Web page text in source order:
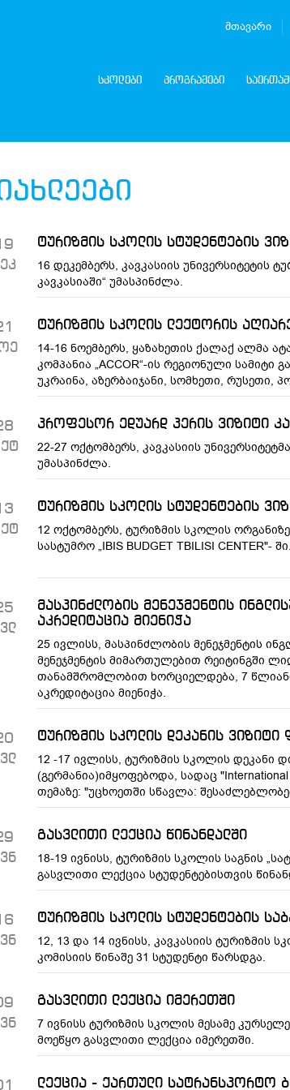
მთავარი
სკოლები პროგრამები
ტურიზმის სკოლის სტუდენტების
16 დეკემბერს, კავკასიის უნივერსიტეტის
კავკასიაში“ უმასპინძლა.
ტურიზმის სკოლის ლექტორის
14-16 ნოემბერს, ყაზახეთის ქალაქ ალმა
კომპანია „ACCOR“-ის რეგიონული
უკრაინა, აზერბაიჯანი, სომხეთი,
პროფესორ ედუარდ პერის ვიზიტი
22-27 ოქტომბერს, კავკასიის
უმასპინძლა.
ტურიზმის სკოლის სტუდენტების
12 ოქტომბერს, ტურიზმის სკოლის
სასტუმრო „IBIS BUDGET TBILISI CENTER"- ში.
მასპინძლობის მენეჯმენტის
აკრედიტაცია მიენიჭა
25 ივლისს, მასპინძლობის მენეჯმენტის
მენეჯმენტის მიმართულებით რეიტინგში
თანამშრომლობით ხორციელდება, 7
აკრედიტაცია მიენიჭა.
ტურიზმის სკოლის დეკანის ვიზიტი
12 -17 ივლისს, ტურიზმის სკოლის დეკანი
(გერმანია)იმყოფებოდა, სადაც
თემაზე: "უცხოეთში სწავლა:
გასვლითი ლექცია წინანდალში
18-19 ივნისს, ტურიზმის სკოლის საგნის
გასვლითი ლექცია სტუდენტებისთვის
ტურიზმის სკოლის სტუდენტების
12, 13 და 14 ივნისს, კავკასიის
კომისიის წინაშე 31 სტუდენტი წარსდგა.
გასვლითი ლექცია იმერეთში
7 ივნისს ტურიზმის სკოლის მესამე
მოეწყო გასვლითი ლექცია იმერეთში.
ლექცია - ქართული სატრანსპორტო